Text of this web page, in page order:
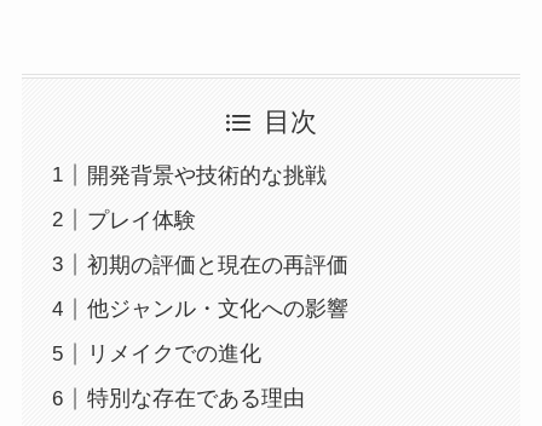
目次
開発背景や技術的な挑戦
プレイ体験
初期の評価と現在の再評価
他ジャンル・文化への影響
リメイクでの進化
特別な存在である理由